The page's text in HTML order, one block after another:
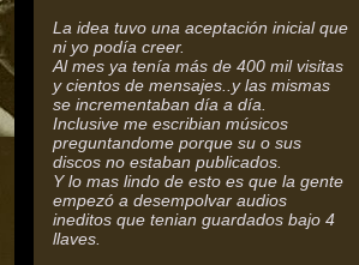
La idea tuvo una aceptación inicial que
ni yo podía creer.
Al mes ya tenía más de 400 mil visitas
y cientos de mensajes..y las mismas
se incrementaban día a día.
Inclusive me escribian músicos
preguntandome porque su o sus
discos no estaban publicados.
Y lo mas lindo de esto es que la gente
empezó a desempolvar audios
ineditos que tenian guardados bajo 4
llaves.